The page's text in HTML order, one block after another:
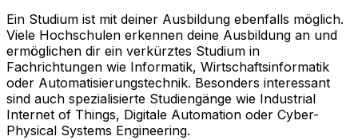
Ein Studium ist mit deiner Ausbildung ebenfalls möglich.
Viele Hochschulen erkennen deine Ausbildung an und
ermöglichen dir ein verkürztes Studium in
Fachrichtungen wie Informatik, Wirtschaftsinformatik
oder Automatisierungstechnik. Besonders interessant
sind auch spezialisierte Studiengänge wie Industrial
Internet of Things, Digitale Automation oder Cyber-
Physical Systems Engineering.